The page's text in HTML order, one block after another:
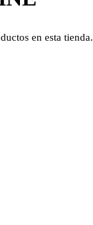
en esta tienda.